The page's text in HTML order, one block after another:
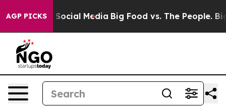
AGP PICKSon Social Media Big Food vs. The People. Big